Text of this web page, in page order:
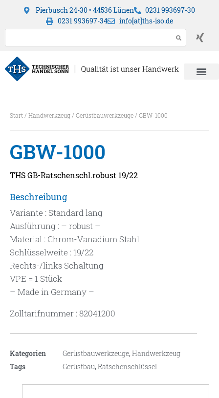
Pierbusch 24-30 • 44536 Lünen
0231 993697-30
0231 993697-34
info[at]ths-iso.de
Start/ Handwerkzeug/ Gerüstbauwerkzeuge/ GBW-1000
GBW-1000
THS GB-Ratschenschl.robust 19/22
Beschreibung
Variante : Standard lang
Ausführung : – robust –
Material : Chrom-Vanadium Stahl
Schlüsselweite : 19/22
Rechts-/links Schaltung
VPE = 1 Stück
– Made in Germany –
Zolltarifnummer : 82041200
Kategorien Gerüstbauwerkzeuge,Handwerkzeug
Tags
Gerüstbau,Ratschenschlüssel